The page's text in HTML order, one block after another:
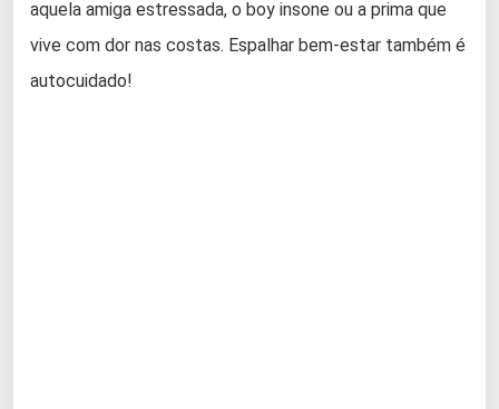
aquela amiga estressada, o boy insone ou a prima que
vive com dor nas costas. Espalhar bem-estar também é
autocuidado!